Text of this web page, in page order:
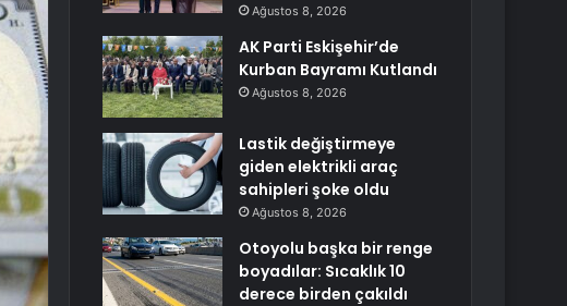
Ağustos 8, 2026
AK Parti Eskişehir’de
Kurban Bayramı Kutlandı
Ağustos 8, 2026
Lastik değiştirmeye
giden elektrikli araç
sahipleri şoke oldu
Ağustos 8, 2026
Otoyolu başka bir renge
boyadılar: Sıcaklık 10
derece birden çakıldı